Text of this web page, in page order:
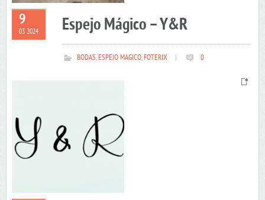
9
03 2024 Espejo Mágico – Y&R
BODAS,ESPEJO MAGICO,FOTERIX 0